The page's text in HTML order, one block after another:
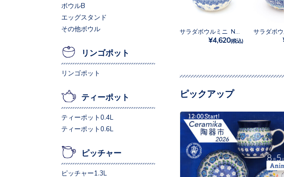
¥4,620(税込)
ピックアップ
ボウルB
エッグスタンド
その他ボウル
リンゴポット
リンゴポット
ティーポット
ティーポット0.4L
ティーポット0.6L
ピッチャー
ピッチャー1.3L